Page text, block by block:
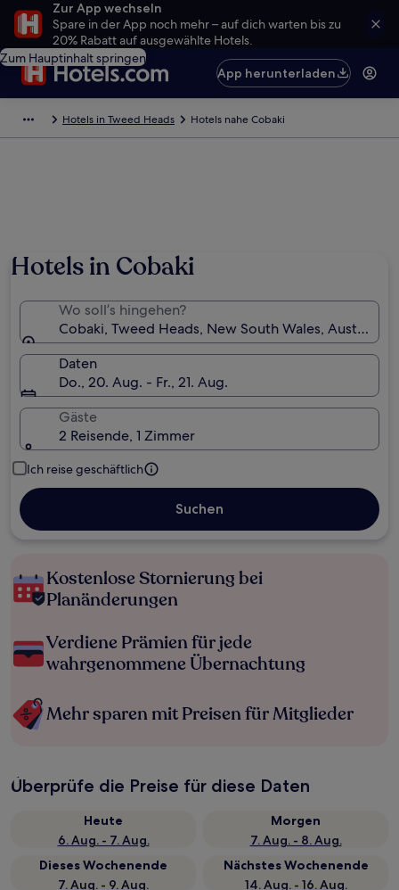
Zur App wechseln
Spare in der App noch mehr – auf dich warten bis zu
20% Rabatt auf ausgewählte Hotels.
Zum Hauptinhalt springen
App herunterladen
Hotels in Tweed Heads Hotels nahe Cobaki
Hotels in Cobaki
Wo soll’s hingehen?
Cobaki, Tweed Heads, New South Wales, Australien
Daten
Do., 20. Aug. - Fr., 21. Aug.
Gäste
2 Reisende, 1 Zimmer
Ich reise geschäftlich
Suchen
Kostenlose Stornierung bei
Planänderungen
Verdiene Prämien für jede
wahrgenommene Übernachtung
Mehr sparen mit Preisen für Mitglieder
Überprüfe die Preise für diese Daten
Heute
6. Aug. - 7. Aug.
Morgen
7. Aug. - 8. Aug.
Dieses Wochenende
7. Aug. - 9. Aug.
Nächstes Wochenende
14. Aug. - 16. Aug.